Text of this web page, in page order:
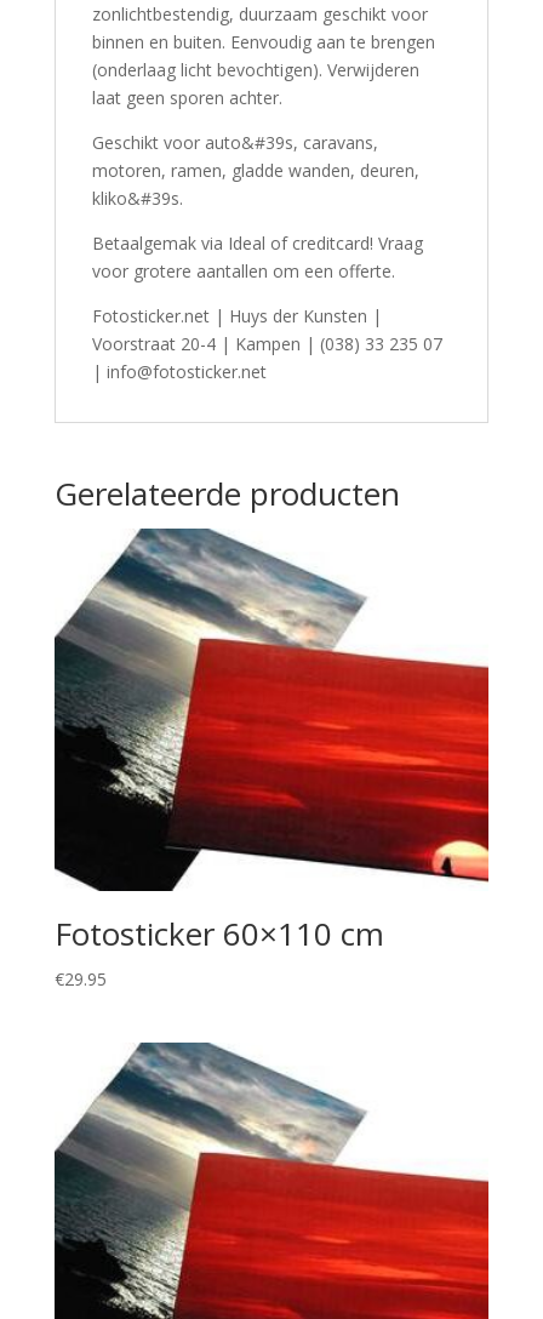
zonlichtbestendig, duurzaam geschikt voor
binnen en buiten. Eenvoudig aan te brengen
(onderlaag licht bevochtigen). Verwijderen
laat geen sporen achter.
Geschikt voor auto&#39s, caravans,
motoren, ramen, gladde wanden, deuren,
kliko&#39s.
Betaalgemak via Ideal of creditcard! Vraag
voor grotere aantallen om een offerte.
Fotosticker.net | Huys der Kunsten |
Voorstraat 20-4 | Kampen | (038) 33 235 07
| info@fotosticker.net
Gerelateerde producten
Fotosticker 60×110 cm
€29.95